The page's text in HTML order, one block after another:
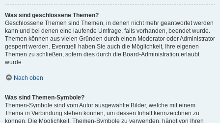
Was sind geschlossene Themen?
Geschlossene Themen sind Themen, in denen nicht mehr geantwortet werden
kann und bei denen eine laufende Umfrage, falls vorhanden, beendet wurde.
Themen können aus vielen Gründen durch einen Moderator oder Administrator
gesperrt werden. Eventuell haben Sie auch die Möglichkeit, Ihre eigenen
Themen zu schließen, sofern dies durch die Board-Administration erlaubt
wurde.
Nach oben
Was sind Themen-Symbole?
Themen-Symbole sind vom Autor ausgewählte Bilder, welche mit einem
Thema in Verbindung stehen können, um dessen Inhalt kennzeichnen zu
können. Die Möglichkeit, Themen-Symbole zu verwenden, hängt von Ihren